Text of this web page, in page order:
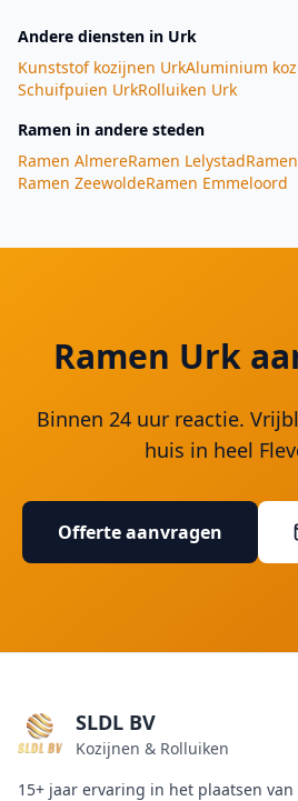
Andere diensten in Urk
Kunststof kozijnen UrkAluminium
Schuifpuien UrkRolluiken Urk
Ramen in andere steden
Ramen AlmereRamen LelystadRamen
Ramen ZeewoldeRamen Emmeloord
Ramen Urk
Binnen 24 uur reactie.
huis in heel
Offerte aanvragen
SLDL BV
Kozijnen & Rolluiken
15+ jaar ervaring in het plaatsen